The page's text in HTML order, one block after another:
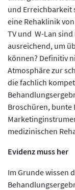
und Erreichbarkeit
eine Rehaklinik
TV und W-Lan
ausreichend, um
können? Definitiv
Atmosphäre zur
die fachlich
Broschüren, bunte
medizinischen
Evidenz muss her
Im Grunde wissen